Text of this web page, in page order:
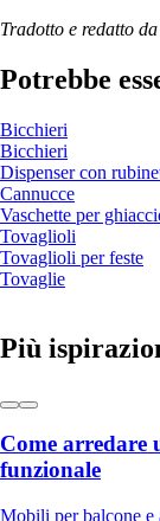
Tradotto e redatto
Potrebbe
Bicchieri
Bicchieri
Dispenser con
Cannucce
Vaschette per
Tovaglioli
Tovaglioli per feste
Tovaglie
Più
Come arredare
funzionale
Mobili per balcone e